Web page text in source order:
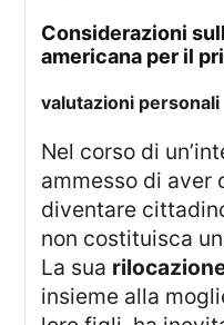
considerazioni sulla cittadinanza
americana per il
valutazioni personali
Nel corso di un’intervista, Harry ha
ammesso di aver
diventare
non costituisca
La sua
insieme alla